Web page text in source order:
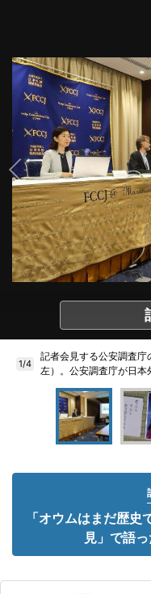
1/4
記者会見する公安調査
左）。公安調査庁が日
「オウムはまだ歴
見」で語